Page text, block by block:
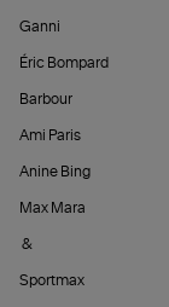
Ganni
Éric Bompard
Barbour
Ami Paris
Anine Bing
Max Mara
&
Sportmax